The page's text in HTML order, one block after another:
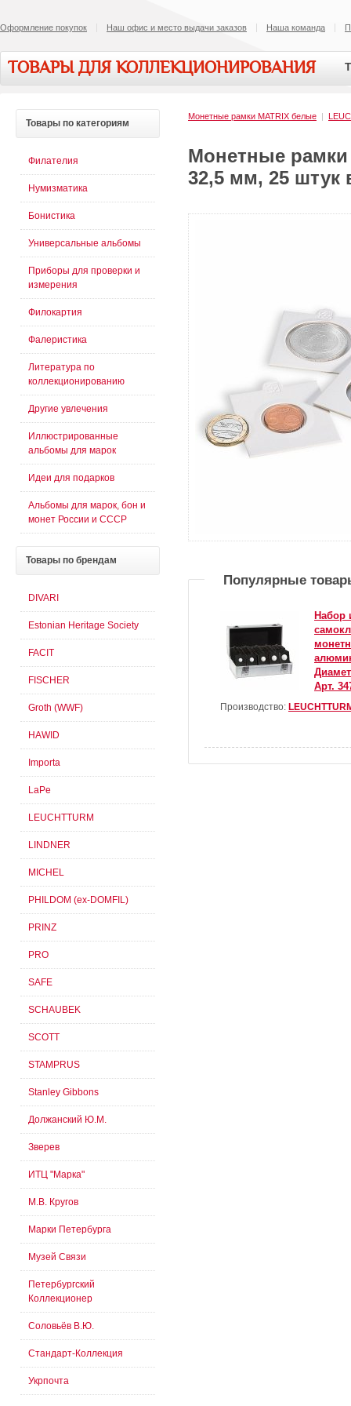
Оформление покупок Наш офис и место выдачи заказов Наша команда
ТОВАРЫ ДЛЯ КОЛЛЕКЦИОНИРОВАНИЯ
Монетные рамки MATRIX белые |
Монетные рамки
32,5 мм, 25 штук
Популярные
Набор
Арт.
Производство:
Товары по категориям
Филателия
Нумизматика
Бонистика
Универсальные альбомы
Приборы для проверки и
измерения
Филокартия
Фалеристика
Литература по
коллекционированию
Другие увлечения
Иллюстрированные
альбомы для марок
Идеи для подарков
Альбомы для марок, бон и
монет России и СССР
Товары по брендам
DIVARI
Estonian Heritage Society
FACIT
FISCHER
Groth (WWF)
HAWID
Importa
LaPe
LEUCHTTURM
LINDNER
MICHEL
PHILDOM (ex-DOMFIL)
PRINZ
PRO
SAFE
SCHAUBEK
SCOTT
STAMPRUS
Stanley Gibbons
Должанский Ю.М.
Зверев
ИТЦ "Марка"
М.В. Кругов
Марки Петербурга
Музей Связи
Петербургский
Коллекционер
Соловьёв В.Ю.
Стандарт-Коллекция
Укрпочта